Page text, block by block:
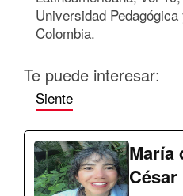
Universidad
Colombia.
Te puede interesar:
Siente
María
César